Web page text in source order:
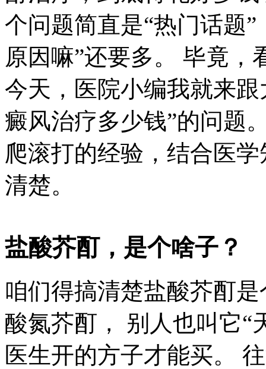
个问题简直是“热门话题
原因嘛”还要多。 毕竟
今天，医院小编我就来
癜风治疗多少钱”的问题
爬滚打的经验，结合医
清楚。
盐酸芥酊，是个啥子？
咱们得搞清楚盐酸芥酊
酸氮芥酊， 别人也叫它“
医生开的方子才能买。